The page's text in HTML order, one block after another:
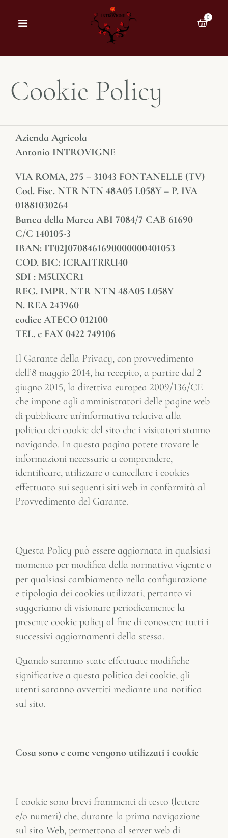
0
Cookie Policy
Azienda Agricola
Antonio INTROVIGNE
VIA ROMA, 275 – 31043 FONTANELLE (TV)
Cod. Fisc. NTR NTN 48A05 L058Y – P. IVA
01881030264
Banca della Marca ABI 7084/7 CAB 61690
C/C 140105-3
IBAN: IT02J0708461690000000401053
COD. BIC: ICRAITRRU40
SDI : M5UXCR1
REG. IMPR. NTR NTN 48A05 L058Y
N. REA 243960
codice ATECO 012100
TEL. e FAX 0422 749106
Il Garante della Privacy, con provvedimento
dell’8 maggio 2014, ha recepito, a partire dal 2
giugno 2015, la direttiva europea 2009/136/CE
che impone agli amministratori delle pagine web
di pubblicare un’informativa relativa alla
politica dei cookie del sito che i visitatori stanno
navigando. In questa pagina potete trovare le
informazioni necessarie a comprendere,
identificare, utilizzare o cancellare i cookies
effettuato sui seguenti siti web in conformità al
Provvedimento del Garante.
Questa Policy può essere aggiornata in qualsiasi
momento per modifica della normativa vigente o
per qualsiasi cambiamento nella configurazione
e tipologia dei cookies utilizzati, pertanto vi
suggeriamo di visionare periodicamente la
presente cookie policy al fine di conoscere tutti i
successivi aggiornamenti della stessa.
Quando saranno state effettuate modifiche
significative a questa politica dei cookie, gli
utenti saranno avvertiti mediante una notifica
sul sito.
Cosa sono e come vengono utilizzati i cookie
I cookie sono brevi frammenti di testo (lettere
e/o numeri) che, durante la prima navigazione
sul sito Web, permettono al server web di